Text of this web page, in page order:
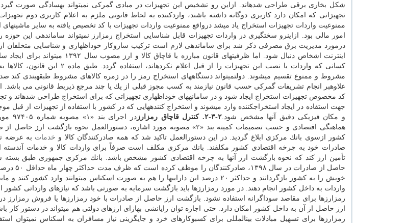
شكل بخاری برقی طراحی شدهاند. ازاین رو تشخیص این تجهیزات در مبادی گمركی نمیتواند بهسادگی صورت
تجهیزاتی كه امكان دارد كاربری دوگانه داشته باشند، واردكننده به لحاظ قانونی ملزم به اعلام كاربری دوم
ممنوعیت واردات تجهیزات استخراج یاد میشد درواقع ممنوعیت واردات تجهیزات با كد تخصیص یافته به سایر
امور مالی بود. ازاینرو سختگیری در واردات تجهیزات قابل شناسایی استخراج رمزارز نمیتواند ساماندهی این
درمورد مدیریت برق مصرفی ذكر شد برای ساماندهی لازم است تركیب سازوكار خوداظهاری و شناسایی متخلفان
اینترنت اشخاص دنبال شود. اما ظرفیتهای قانون مبارزه با
كسانی كه واردات یا نصب این تجهیزات را از قبل اعلام
مشروط و ممنوع تقسیم میشوند. دولتمیتواند دستگاههای استخراج رمز را در زمره كالاهای مشروط طبقهبندی كند
علاوهبر انجام تشریفات گمركی حسب قانون نیازمند به كسب مجوز قبلی از یك یا چند مرجع ذیربط قانونی می باشد.
كد مخصوص تجهیزات استخراج ایجاد شود و در سامانههای خوداظهاری تجهیزاتی كه برای استخراج طراحی شدهاند و
جهت استفاده در ایجاد استخراجكننده وارد میشوند و استخراج كنندههایی كه در كشور با استفاده از تجهیزات از قبل
و مكان فیزیكی دقیق آنها مشخص شود.۲-۳-۲. كنترل قاچاق رمزارز
هماهنگی اقتصادی و حسب تصمیمات كمیته بند «۲» مصوبه مورد اشاره، دستورالعمل نحوه
كشور ازسوی بانك مركزی ابلاغ گردید. در این دستورالعمل تاكید شد كه همه صادركنندگان كالا و خدمات به عرضه
صادرات خود به چرخه اقتصادی كشور مكلفند. بانك مركزی مكلف است صرفاً برای واردات كالا و خدمات آندسته
تأمین ارز كند كه نحوه بازگشت ارز آنها به چرخه اقتصادی كشور مشخص باشد. بانك مركزی جمهوری طبق بسته
حاصل از صادرات
خویش را به كشور بازگردانند و حداكثر ۲۰ درصد این داراییها را هم به صورت اسكناس میتوانند وارد
واردات به داخل كشور انجام دهند. در مورد رمزارزها باید بازگشت سرمایه به صورتی باشد كه نیازهای وارداتی كشور
رمزارزها برای مقاصد سوداگرانه استفاده نشود. بازگشت ارز حاصل از صادرات با خود رمزارزها یا فروش رمزارز
ارز حاصل از آن به داخل كشور امكان دارد. حتی اجاره توان رایانشی بهازای ارزهای دولتی هم میتواند در دستور كار
رمزارزها برای تسهیل مبادلات بینالمللی برای كسبوكارهای خرد و جایگزینی نیاز مسافران به اسكناس نمیتوان